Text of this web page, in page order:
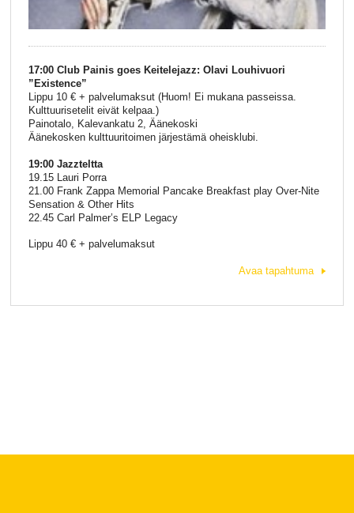
17:00 Club Painis goes Keitelejazz: Olavi Louhivuori
”Existence”
Lippu 10 € + palvelumaksut (Huom! Ei mukana passeissa.
Kulttuurisetelit eivät kelpaa.)
Painotalo, Kalevankatu 2, Äänekoski
Äänekosken kulttuuritoimen järjestämä oheisklubi.
19:00 Jazzteltta
19.15 Lauri Porra
21.00 Frank Zappa Memorial Pancake Breakfast play Over-Nite
Sensation & Other Hits
22.45 Carl Palmer’s ELP Legacy
Lippu 40 € + palvelumaksut
Avaa tapahtuma